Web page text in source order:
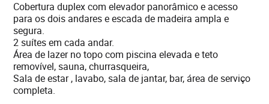
Cobertura duplex com elevador panorâmico e acesso
para os dois andares e escada de madeira ampla e
segura.
2 suítes em cada andar.
Área de lazer no topo com piscina elevada e teto
removível, sauna, churrasqueira,
Sala de estar , lavabo, sala de jantar, bar, área de serviço
completa.